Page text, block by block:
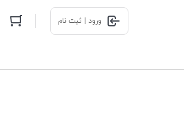
ورود | ثبت نام